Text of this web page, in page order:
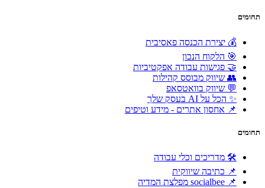
תחומים
💰 יצירת הכנסה פאסיבית
🎯 הלקוח הנכון
🤝 פגישות עבודה אפקטיביות
👥 שיווק מבוסס קהילות
💬 שיווק בוואטסאפ
✨ הכל על AI בעסק שלך
📌 אחסון אתרים - מידע וטיפים
תחומים
🛠 מדריכים וכלי עבודה
📌 כתיבה שיווקית
📌 socialbee מפלצת המדיה